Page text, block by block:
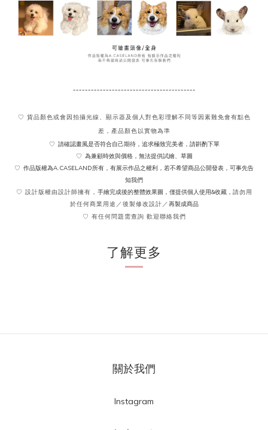
-----------------------------------------
♡ 貨品顏色或會因拍攝光線、顯示器及個人對色彩理解不同 等因素難免會有點色
差，產品顏色以實物為準
♡ 請確認畫風是否符合自己期待，追求極致完美者，請斟酌下單
♡ 為兼顧時效與價格，無法提供試繪、草圖
♡ 作品版權為A.CASELAND所有，有展示作品之權利，若不希望商品公開發表，可事先告
知我們
♡ 設計版權由設計師擁有， 手繪完成後的整體效果圖，僅提供個人使用&收藏， 請勿用
於任何商業用途／後製修改設計／再製成商品
♡ 有任何問題需查詢 歡迎聯絡我們
了解更多
關於我們
Instagram